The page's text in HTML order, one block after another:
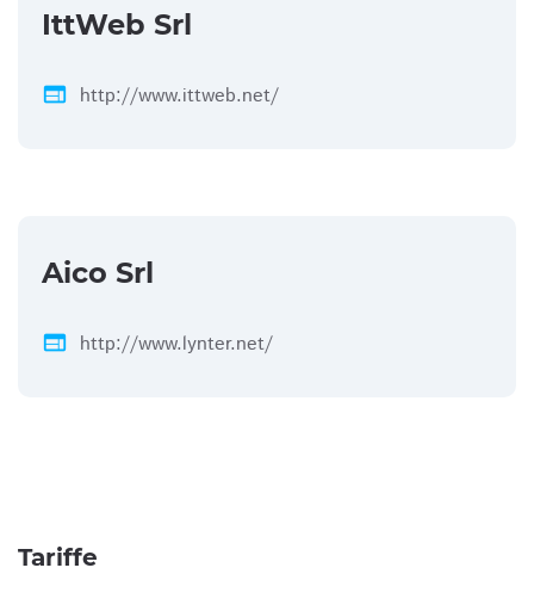
IttWeb Srl
web http://www.ittweb.net/
Aico Srl
web http://www.lynter.net/
Tariffe